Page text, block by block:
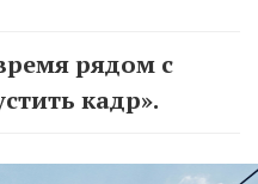
рядом с
кадр».